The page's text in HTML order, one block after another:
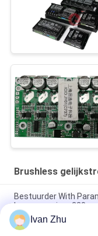
Brushless
Bestuurder With
Heatsink Geen van de
Ivan Zhu